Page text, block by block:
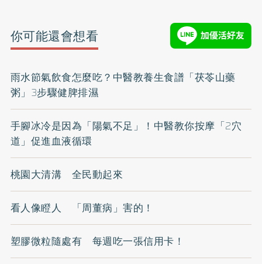
你可能還會想看
雨水節氣飲食怎麼吃？中醫教養生食譜「茯苓山藥
粥」3步驟健脾排濕
手腳冰冷是因為「陽氣不足」！中醫教你按摩「2穴
道」促進血液循環
桃園大清溝 全民動起來
看人像瞪人 「周董病」害的！
塑膠微粒隨處有 每週吃一張信用卡！